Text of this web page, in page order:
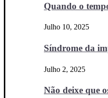
Quando o
Julho 10, 2025
Síndrome da
Julho 2, 2025
Não deixe que